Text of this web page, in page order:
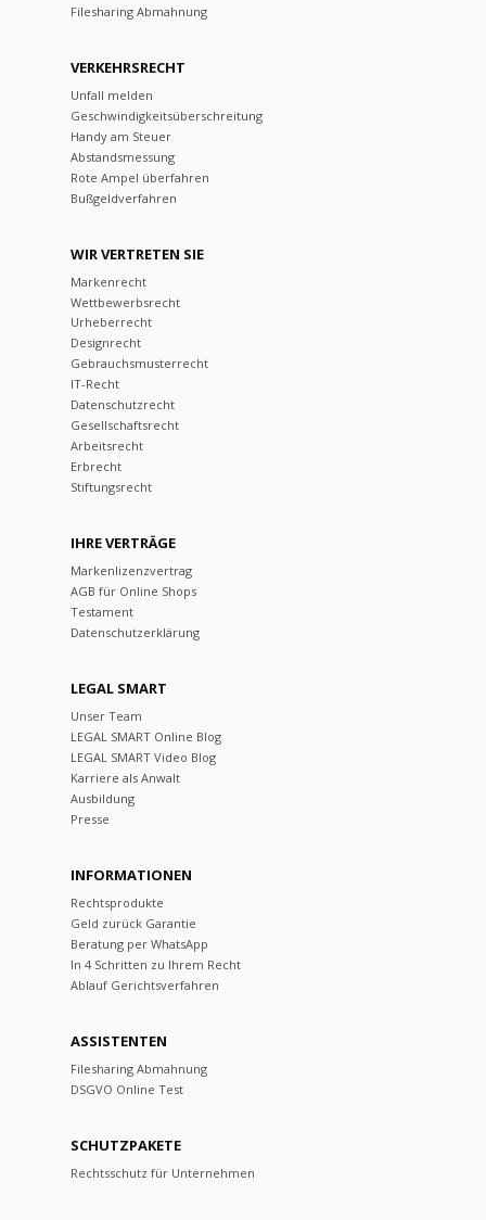
Filesharing Abmahnung
VERKEHRSRECHT
Unfall melden
Geschwindigkeitsüberschreitung
Handy am Steuer
Abstandsmessung
Rote Ampel überfahren
Bußgeldverfahren
WIR VERTRETEN SIE
Markenrecht
Wettbewerbsrecht
Urheberrecht
Designrecht
Gebrauchsmusterrecht
IT-Recht
Datenschutzrecht
Gesellschaftsrecht
Arbeitsrecht
Erbrecht
Stiftungsrecht
IHRE VERTRÄGE
Markenlizenzvertrag
AGB für Online Shops
Testament
Datenschutzerklärung
LEGAL SMART
Unser Team
LEGAL SMART Online Blog
LEGAL SMART Video Blog
Karriere als Anwalt
Ausbildung
Presse
INFORMATIONEN
Rechtsprodukte
Geld zurück Garantie
Beratung per WhatsApp
In 4 Schritten zu Ihrem Recht
Ablauf Gerichtsverfahren
ASSISTENTEN
Filesharing Abmahnung
DSGVO Online Test
SCHUTZPAKETE
Rechtsschutz für Unternehmen